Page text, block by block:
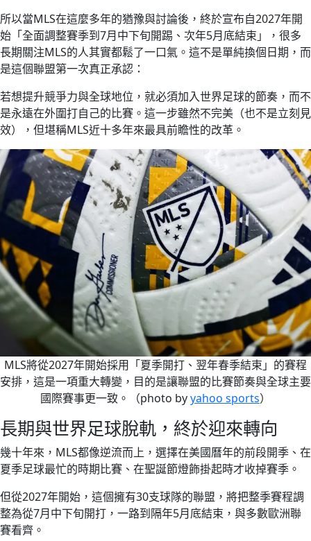
所以當MLS在這麼多年的猶豫與討論後，終於宣布自2027年開
始「全面調整賽季到7月中下旬開踢、次年5月底結束」，很多
長期關注MLS的人其實都鬆了一口氣。這不是單純換個日期，而
是這個聯盟第一次真正承認：
若想提升競爭力與全球地位，就必須加入世界足球的節奏，而不
是永遠在外圍打自己的比賽。這一步雖然不完美（也不是立刻見
效），但堪稱MLS近十多年來最具前瞻性的改革。
MLS將從2027年開始採用「夏季開打、翌年春季結束」的賽程
安排，這是一項重大轉變，目的是讓聯盟的比賽節奏與全球主要
國際賽事更一致。（photo byyahoo sports）
長期與世界足球脫軌，終於迎來轉向
幾十年來，MLS都像逆流而上，選擇在美國曆年的前段開季、在
夏季足球最忙的時期比賽、在聖誕節燈飾掛起時才收掉賽季。
但從2027年開始，這個擁有30支球隊的聯盟，將把整季賽程調
整為從7月中下旬開打，一路到隔年5月底結束，與多數歐洲聯
賽看齊。